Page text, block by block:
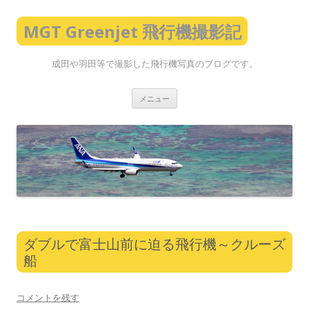
MGT Greenjet 飛行機撮影記
成田や羽田等で撮影した飛行機写真のブログです。
メニュー
ン
ツ
へ
ス
キ
ッ
プ
ダブルで富士山前に迫る飛行機～クルーズ
船
コメントを残す